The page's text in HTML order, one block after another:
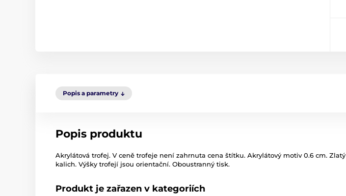
Popis a parametry
Popis produktu
Akrylátová trofej. V ceně trofeje není zahrnuta cena štítku. Akrylátový motiv 0.6 cm. Zlatý
kalich. Výšky trofejí jsou orientační. Oboustranný tisk.
Produkt je zařazen v kategoriích